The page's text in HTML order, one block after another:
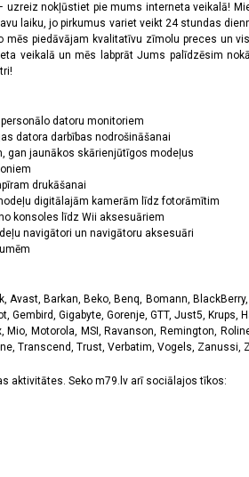
nokļūstiet pie mums interneta veikalā!
laiku, jo pirkumus variet veikt 24 stundas
piedāvājam kvalitatīvu zīmolu preces
veikalā un mēs labprāt Jums palīdzēsim
datoru monitoriem
datora darbības nodrošināšanai
gan jaunākos skārienjūtīgos modeļus
drukāšanai
digitālajām kamerām līdz fotorāmītim
konsoles līdz Wii aksesuāriem
navigātori un navigātoru aksesuāri
Avast, Barkan, Beko, Benq, Bomann,
Gigabyte, Gorenje, GTT, Just5,
Motorola, MSI, Ravanson, Remington,
Transcend, Trust, Verbatim, Vogels, Zanussi,
aktivitātes. Seko m79.lv arī sociālajos tīkos: